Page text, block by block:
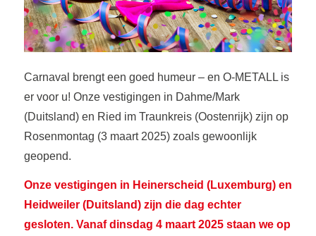
Carnaval brengt een goed humeur – en O-METALL is
er voor u! Onze vestigingen in Dahme/Mark
(Duitsland) en Ried im Traunkreis (Oostenrijk) zijn op
Rosenmontag (3 maart 2025) zoals gewoonlijk
geopend.
Onze vestigingen in Heinerscheid (Luxemburg) en
Heidweiler (Duitsland) zijn die dag echter
gesloten. Vanaf dinsdag 4 maart 2025 staan we op